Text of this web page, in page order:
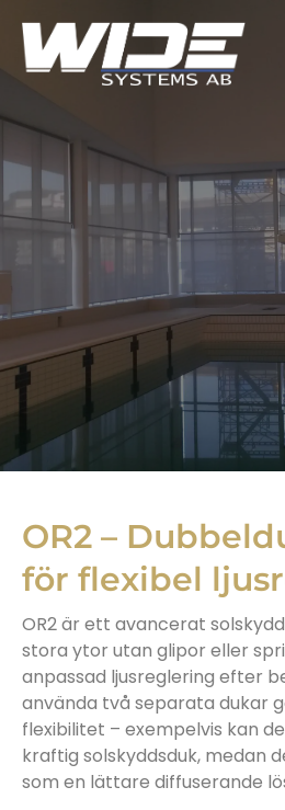
OR2 –
för flexibel
OR2 är ett avancerat
stora ytor utan glipor eller
anpassad ljusreglering efter
använda två separata dukar
flexibilitet – exempelvis kan
kraftig solskyddsduk, medan
som en lättare diffuserande